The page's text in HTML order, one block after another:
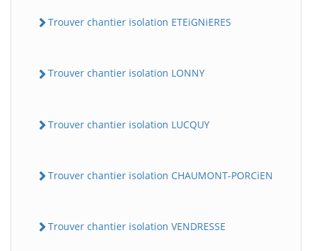
Trouver chantier isolation ETEiGNiERES
Trouver chantier isolation LONNY
Trouver chantier isolation LUCQUY
Trouver chantier isolation CHAUMONT-PORCiEN
Trouver chantier isolation VENDRESSE